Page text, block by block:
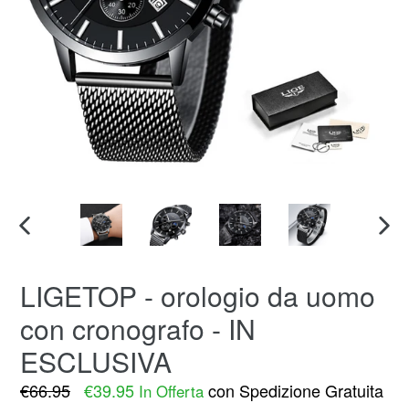
LIGETOP - orologio da uomo
con cronografo - IN
ESCLUSIVA
Prezzo
€66.95 €39.95 In Offerta con Spedizione Gratuita